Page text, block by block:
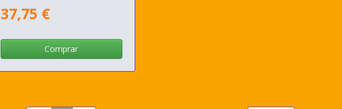
37,75 €
Comprar